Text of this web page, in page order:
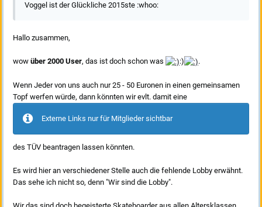
Voggel ist der Glückliche 2015ste :whoo:
Hallo zusammen,
wow über 2000 User, das ist doch schon was :) .
Wenn Jeder von uns auch nur 25 - 50 Euronen in einen gemeinsamen
Topf werfen würde, dann könnten wir evlt. damit eine
Externe Links nur für Mitglieder sichtbar
des TÜV beantragen lassen könnten.
Es wird hier an verschiedener Stelle auch die fehlende Lobby erwähnt.
Das sehe ich nicht so, denn "Wir sind die Lobby".